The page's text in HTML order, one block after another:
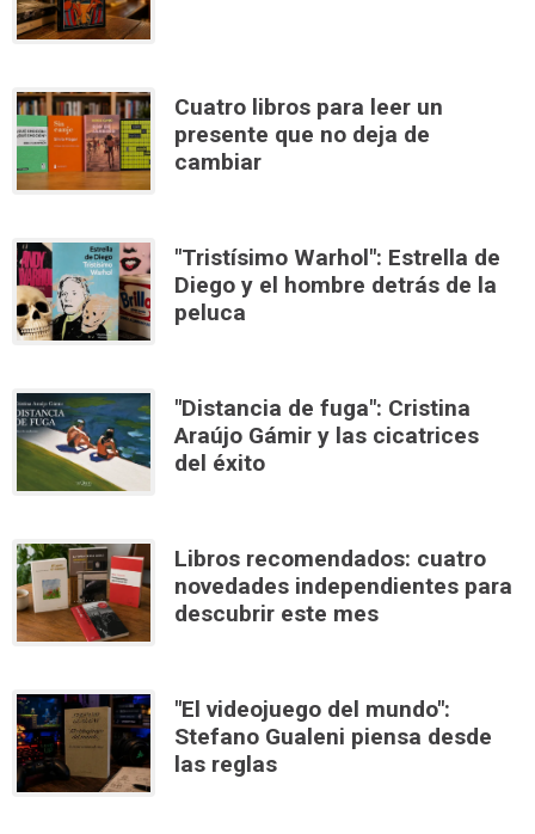
Cuatro libros para leer un
presente que no deja de
cambiar
"Tristísimo Warhol": Estrella de
Diego y el hombre detrás de la
peluca
"Distancia de fuga": Cristina
Araújo Gámir y las cicatrices
del éxito
Libros recomendados: cuatro
novedades independientes para
descubrir este mes
"El videojuego del mundo":
Stefano Gualeni piensa desde
las reglas